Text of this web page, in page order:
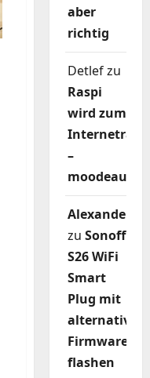
aber
richtig
Detlefzu
Raspi
wird zum
–
moodeaudio
Alexander
zu Sonoff
S26 WiFi
Smart
Plug mit
alternativer
Firmware
flashen